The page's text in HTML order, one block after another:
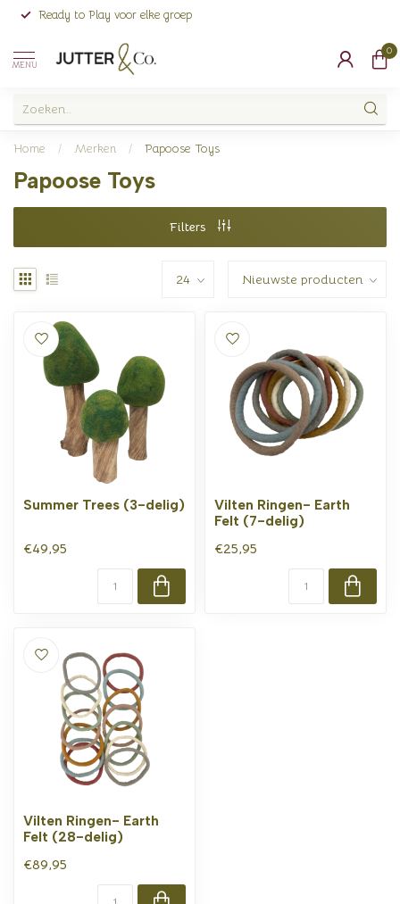
Ready to Play voor elke groep
MENU
0
Home / Merken / Papoose Toys
Papoose Toys
Filters
Summer Trees (3-delig)
€49,95
Vilten Ringen- Earth
Felt (7-delig)
€25,95
Vilten Ringen- Earth
Felt (28-delig)
€89,95